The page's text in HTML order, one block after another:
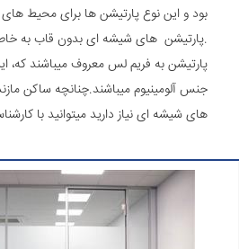
بود و این نوع پارتیشن ها برای محیط های
.پارتیشن های شیشه ای بدون قاب به
پارتیشن به فریم لس معروف میباشند که،
جنس آلومینیوم میباشند.چنانچه ساکن
های شیشه ای نیاز دارید میتوانید با